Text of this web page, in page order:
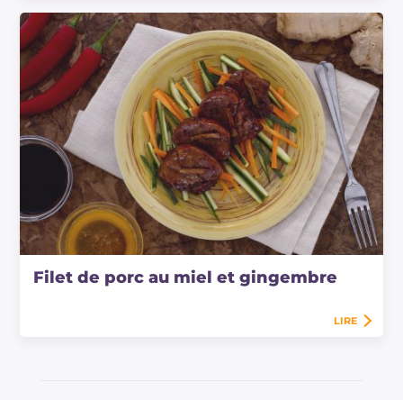
Filet de porc au miel et gingembre
LIRE